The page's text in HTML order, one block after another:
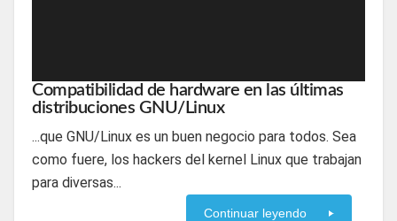
Compatibilidad de hardware en las últimas
distribuciones GNU/Linux
...que GNU/Linux es un buen negocio para todos. Sea
como fuere, los hackers del kernel Linux que trabajan
para diversas...
Continuar leyendo